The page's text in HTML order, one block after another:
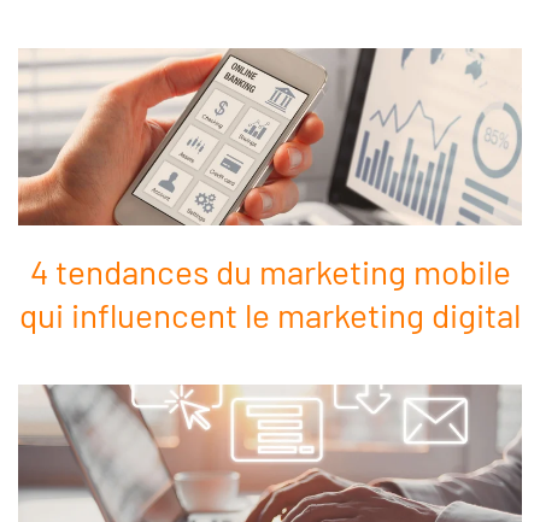
4 tendances du marketing mobile
qui influencent le marketing digital